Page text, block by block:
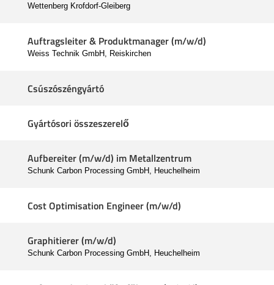
Wettenberg Krofdorf-Gleiberg
Auftragsleiter & Produktmanager (m/w/d)
Weiss Technik GmbH, Reiskirchen
Csúszószéngyártó
Gyártósori összeszerelő
Aufbereiter (m/w/d) im Metallzentrum
Schunk Carbon Processing GmbH, Heuchelheim
Cost Optimisation Engineer (m/w/d)
Graphitierer (m/w/d)
Schunk Carbon Processing GmbH, Heuchelheim